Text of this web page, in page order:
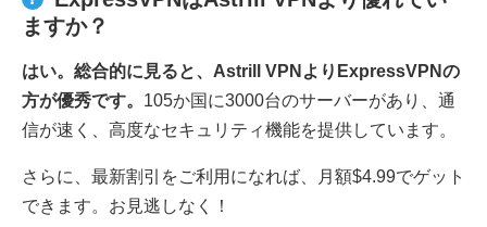
ますか？
はい。総合的に見ると、Astrill VPNよりExpressVPNの
方が優秀です。 105か国に3000台のサーバーがあり、通
信が速く、高度なセキュリティ機能を提供しています。
さらに、最新割引をご利用になれば、月額$4.99でゲット
できます。お見逃しなく！